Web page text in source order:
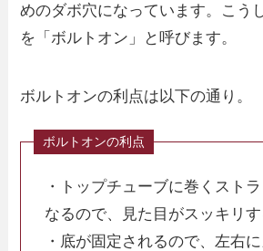
めのダボ穴になっています。こう
を「ボルトオン」と呼びます。
ボルトオンの利点は以下の通り。
・トップチューブに巻くスト
なるので、見た目がスッキリす
・底が固定されるので、左右